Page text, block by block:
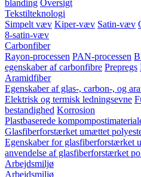
blanding Oversigt
Tekstilteknologi
Simpelt væv Kiper-væv Satin-væv
8-satin-væv
Carbonfiber
Rayon-processen PAN-processen
egenskaber af carbonfibre Prepregs
Aramidfiber
Egenskaber af glas-, carbon-, og
Elektrisk og termisk ledningsevne
bestandighed Korrosion
Plastbaserede
Glasfiberforstærket umættet
Egenskaber for glasfiberforstærket
anvendelse af glasfiberforstærket
Arbejdsmiljø
Arbejdsmiljø